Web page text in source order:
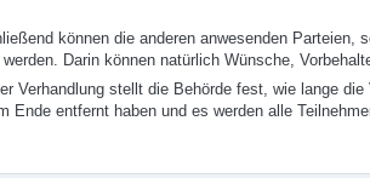
können die anderen anwesenden Parteien,
Darin können natürlich Wünsche,
Verhandlung stellt die Behörde fest, wie lange die
Ende entfernt haben und es werden alle